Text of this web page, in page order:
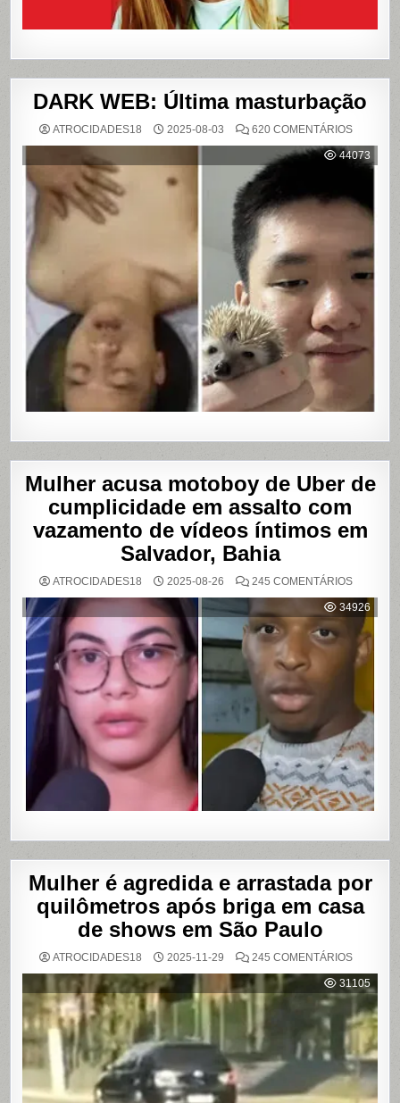
DARK WEB: Última masturbação
ATROCIDADES18 2025-08-03 620 COMENTÁRIOSEM
WEB:
ÚLTIMA
44073
Mulher acusa motoboy de Uber de
cumplicidade em assalto com
vazamento de vídeos íntimos em
Salvador, Bahia
ATROCIDADES18 2025-08-26 245 COMENTÁRIOSEM
ACUSA
DE
UBER
DE
EM
DE
VÍDEOS
ÍNTIMOS
EM
BAHIA
34926
Mulher é agredida e arrastada por
quilômetros após briga em casa
de shows em São Paulo
ATROCIDADES18 2025-11-29 245 COMENTÁRIOSEM
É
E
POR
APÓS
BRIGA
EM
CASA
SHOWS
31105